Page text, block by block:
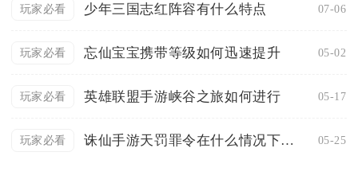
玩家必看 少年三国志红阵容有什么特点 07-06
玩家必看 忘仙宝宝携带等级如何迅速提升 05-02
玩家必看 英雄联盟手游峡谷之旅如何进行 05-17
玩家必看 诛仙手游天罚罪令在什么情况下会掉落 05-25